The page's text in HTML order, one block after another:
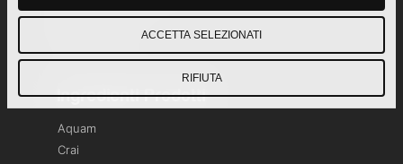
ACCETTA SELEZIONATI
RIFIUTA
Cash & Carry
Ingredienti Prodotti
Aquam
Crai